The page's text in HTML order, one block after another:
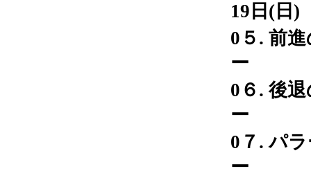
19日(日)
0５. 前
ー 05
0６. 後
ー 05
0７. パ
ー